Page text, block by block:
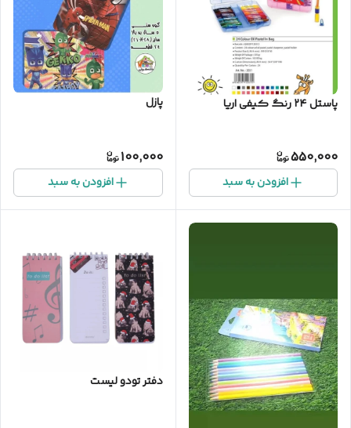
پاستل ۲۴ رنگ کیفی اریا
550,000
افزودن به سبد
پازل
100,000
افزودن به سبد
دفتر تودو لیست